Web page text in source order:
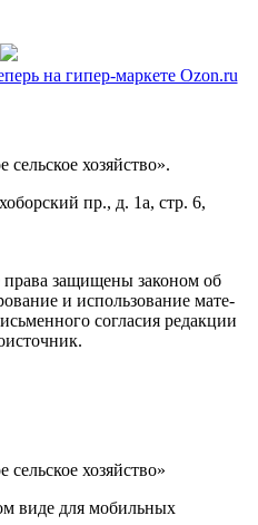
хозяйство».
пр., д. 1а, стр. 6,
защи­ще­ны зако­ном об
и исполь­зо­ва­ние мате­
согла­сия редак­ции
хозяйство»
виде для мобильных